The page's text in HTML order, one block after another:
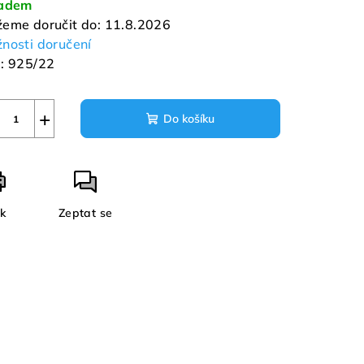
doručit do: 11.8.2026
doručení
925/22
+ Do košíku
Zeptat se